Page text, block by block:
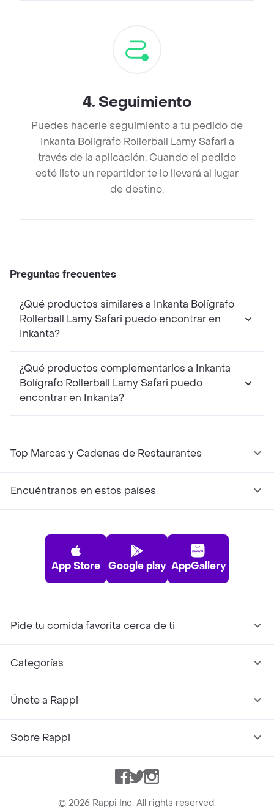
4. Seguimiento
Puedes hacerle seguimiento a tu pedido de
Inkanta Bolígrafo Rollerball Lamy Safari a
través de la aplicación. Cuando el pedido
esté listo un repartidor te lo llevará al lugar
de destino.
Preguntas frecuentes
¿Qué productos similares a Inkanta Bolígrafo
Rollerball Lamy Safari puedo encontrar en
Inkanta?
¿Qué productos complementarios a Inkanta
Bolígrafo Rollerball Lamy Safari puedo
encontrar en Inkanta?
Top Marcas y Cadenas de Restaurantes
Encuéntranos en estos países
App Store Google play AppGallery
Pide tu comida favorita cerca de ti
Categorías
Únete a Rappi
Sobre Rappi
Facebook
TwitterInstagram
© 2026 Rappi Inc. All rights reserved.